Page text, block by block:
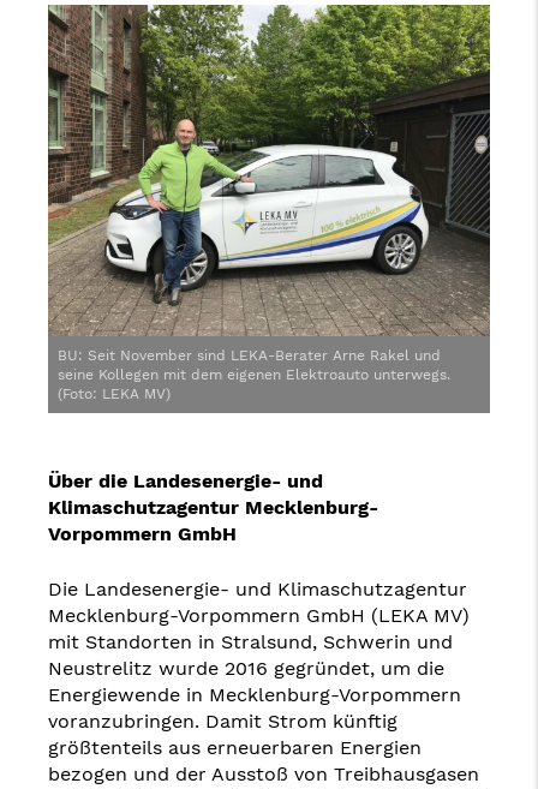
BU: Seit November sind LEKA-Berater Arne Rakel und
seine Kollegen mit dem eigenen Elektroauto unterwegs.
(Foto: LEKA MV)
Über die Landesenergie- und
Klimaschutzagentur Mecklenburg-
Vorpommern GmbH
Die Landesenergie- und Klimaschutzagentur
Mecklenburg-Vorpommern GmbH (LEKA MV)
mit Standorten in Stralsund, Schwerin und
Neustrelitz wurde 2016 gegründet, um die
Energiewende in Mecklenburg-Vorpommern
voranzubringen. Damit Strom künftig
größtenteils aus erneuerbaren Energien
bezogen und der Ausstoß von Treibhausgasen